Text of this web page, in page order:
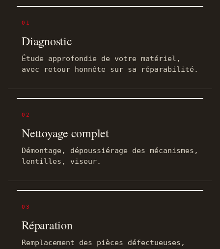
01
Diagnostic
Étude approfondie de votre matériel,
avec retour honnête sur sa réparabilité.
02
Nettoyage complet
Démontage, dépoussiérage des mécanismes,
lentilles, viseur.
03
Réparation
Remplacement des pièces défectueuses,